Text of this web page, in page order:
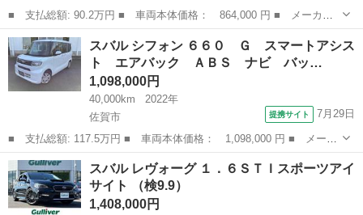
■ 支払総額: 90.2万円 ■ 車両本体価格： 864,000 円 ■ メーカー
名： スバル ■ 車種名： ステラ ■ グレード名： カスタムＲ
社外ディスプレイオーディオ 純正フロアマット 純正１４インチＡ
Ｗ ＬＥＤヘ...
佐賀 佐賀市
スバル シフォン ６６０ Ｇ スマートアシス
ト エアバック ＡＢＳ ナビ バッ…
1,098,000円
40,000km
2022年
佐賀市
提携サイト 7月29日
■ 支払総額: 117.5万円 ■ 車両本体価格： 1,098,000 円 ■ メーカ
ー名： スバル ■ 車種名： シフォン ■ グレード名： ６６０
Ｇ スマートアシスト エアバック ＡＢＳ ナビ バックカメラ
エアコン...
佐賀 佐賀市 スバル
スバル レヴォーグ １．６ＳＴＩスポーツアイ
サイト （検9.9）
1,408,000円